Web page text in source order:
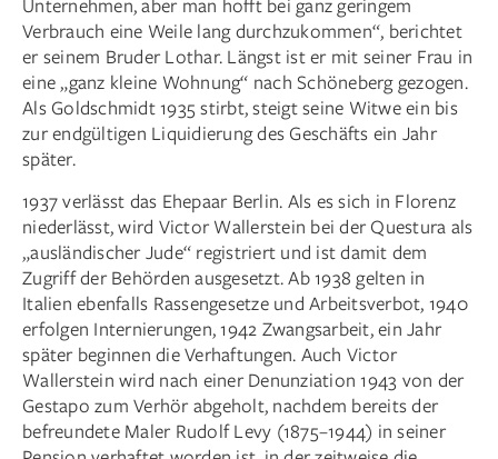
Unternehmen, aber man hofft bei ganz geringem
Verbrauch eine Weile lang durchzukommen“, berichtet
er seinem Bruder Lothar. Längst ist er mit seiner Frau in
eine „ganz kleine Wohnung“ nach Schöneberg gezogen.
Als Goldschmidt 1935 stirbt, steigt seine Witwe ein bis
zur endgültigen Liquidierung des Geschäfts ein Jahr
später.
1937 verlässt das Ehepaar Berlin. Als es sich in Florenz
niederlässt, wird Victor Wallerstein bei der Questura als
„ausländischer Jude“ registriert und ist damit dem
Zugriff der Behörden ausgesetzt. Ab 1938 gelten in
Italien ebenfalls Rassen­gesetze und Arbeitsverbot, 1940
erfolgen Internierungen, 1942 Zwangsarbeit, ein Jahr
später beginnen die Verhaftungen. Auch Victor
Wallerstein wird nach einer Denunziation 1943 von der
Gestapo zum Verhör abgeholt, nachdem bereits der
befreundete Maler Rudolf Levy (1875–1944) in seiner